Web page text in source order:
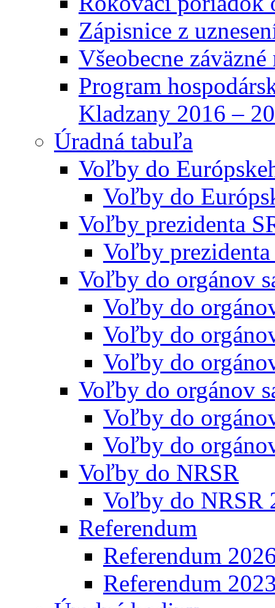
Zápisnice z
Všeobecne
Program
Kladzany 2016 –
Úradná tabuľa
Voľby do
Voľby do
Voľby prezidenta
Voľby
Voľby do orgánov
Voľby do
Voľby do
Voľby do
Voľby do orgánov
Voľby do
Voľby do
Voľby do NRSR
Voľby do NRSR
Referendum
Referendum
Referendum